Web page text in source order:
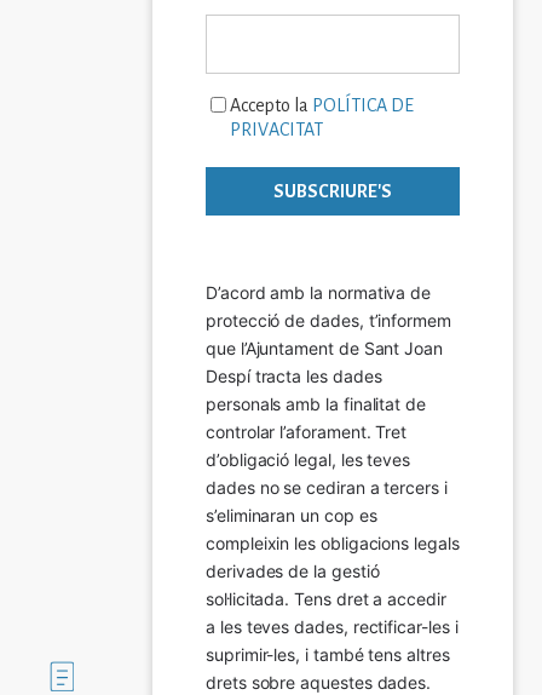
Imatge
Accepto la POLÍTICA DE
PRIVACITAT
D’acord amb la normativa de
protecció de dades, t’informem
que l’Ajuntament de Sant Joan
Despí tracta les dades
personals amb la finalitat de
controlar l’aforament. Tret
d’obligació legal, les teves
dades no se cediran a tercers i
s’eliminaran un cop es
compleixin les obligacions legals
derivades de la gestió
sol·licitada. Tens dret a accedir
a les teves dades, rectificar-les i
suprimir-les, i també tens altres
drets sobre aquestes dades.